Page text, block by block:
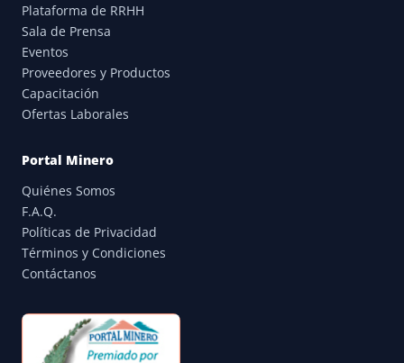
Plataforma de RRHH
Sala de Prensa
Eventos
Proveedores y Productos
Capacitación
Ofertas Laborales
Portal Minero
Quiénes Somos
F.A.Q.
Políticas de Privacidad
Términos y Condiciones
Contáctanos